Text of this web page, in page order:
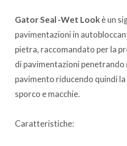
Gator Seal -Wet Lookè un
pavimentazioni in
pietra, raccomandato per la
di pavimentazioni penetrando
pavimento riducendo quindi
sporco e macchie.
Caratteristiche: